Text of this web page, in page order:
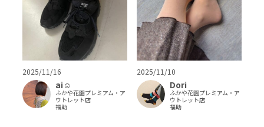
2025/11/16
ai‪‪☺︎‬
ふかや花園プレミアム・ア
ウトレット店
福助
2025/11/10
Dori
ふかや花園プレミアム・ア
ウトレット店
福助